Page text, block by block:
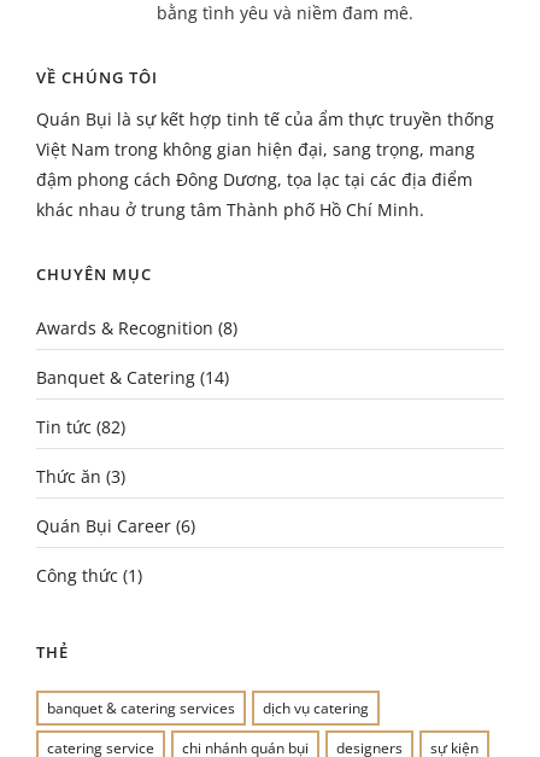
bằng tình yêu và niềm đam mê.
VỀ CHÚNG TÔI
Quán Bụi là sự kết hợp tinh tế của ẩm thực truyền thống
Việt Nam trong không gian hiện đại, sang trọng, mang
đậm phong cách Đông Dương, tọa lạc tại các địa điểm
khác nhau ở trung tâm Thành phố Hồ Chí Minh.
CHUYÊN MỤC
Awards & Recognition (8)
Banquet & Catering (14)
Tin tức (82)
Thức ăn (3)
Quán Bụi Career (6)
Công thức (1)
THẺ
banquet & catering services
dịch vụ catering
catering service
chi nhánh quán bụi designers sự kiện